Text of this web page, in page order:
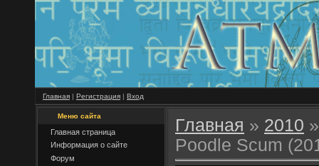
Главная | Регистрация | Вход
Меню сайта
Главная страница
Информация о сайте
Форум
Главная » 2010 »
Poodle Scum